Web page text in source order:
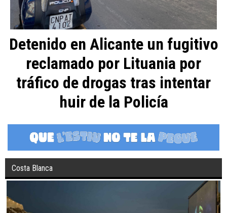
Detenido en Alicante un fugitivo
reclamado por Lituania por
tráfico de drogas tras intentar
huir de la Policía
Costa Blanca